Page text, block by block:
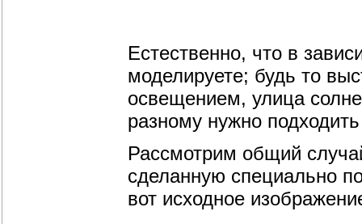
Естественно, что в
моделируете; будь то
освещением, улица
разному нужно
Рассмотрим общий
сделанную специально
вот исходное